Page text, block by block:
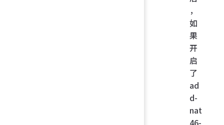
，
如
果
开
启
了
ad
d-
nat
46-